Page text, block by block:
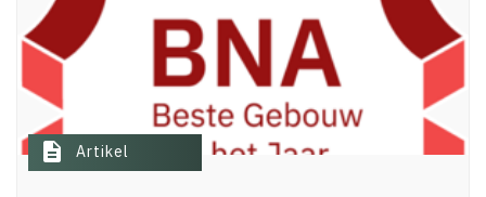
description Artikel